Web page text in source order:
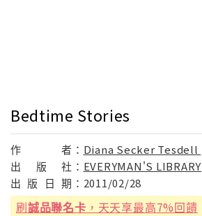
Bedtime Stories
作 者： Diana Secker Tesdell
出
版 社： EVERYMAN'S LIBRARY
出 版 日 期： 2011/02/28
刷誠品聯名卡 ，天天享最高7%回饋